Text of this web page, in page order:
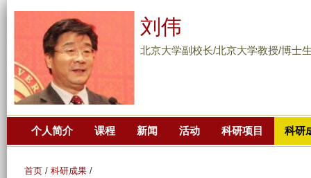
到
主
要
刘伟
北京大学副校长/北京大学教授/博士
个人简介 课程 新闻 活动 科研项目 科研
首页 / 科研成果 /